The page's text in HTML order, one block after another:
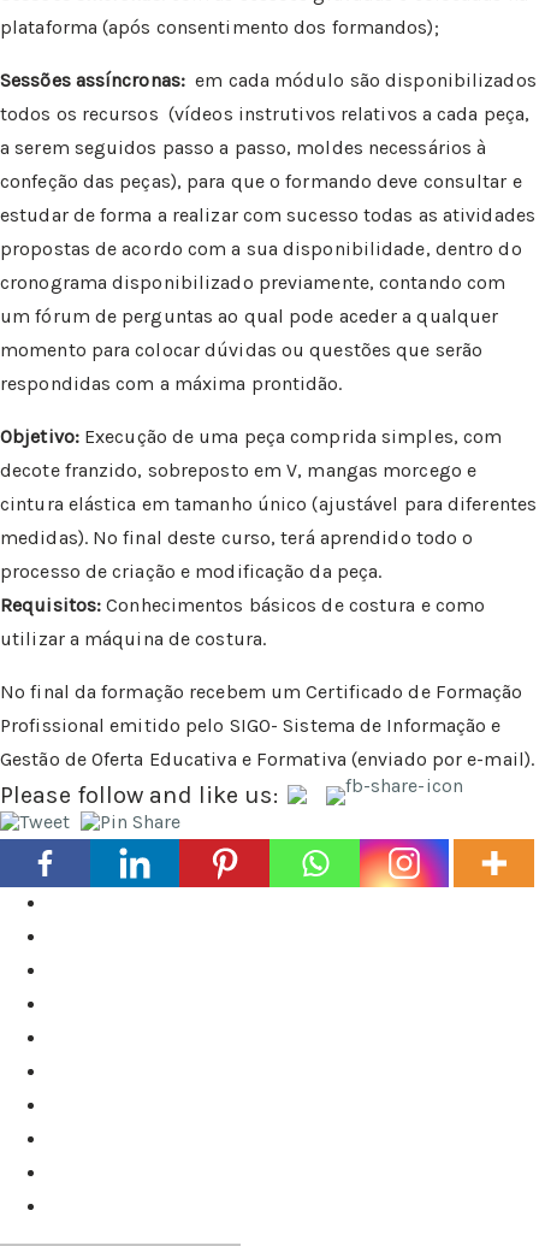
plataforma (após consentimento dos formandos);
Sessões assíncronas: em cada módulo são disponibilizados
todos os recursos (vídeos instrutivos relativos a cada peça,
a serem seguidos passo a passo, moldes necessários à
confeção das peças), para que o formando deve consultar e
estudar de forma a realizar com sucesso todas as atividades
propostas de acordo com a sua disponibilidade, dentro do
cronograma disponibilizado previamente, contando com
um fórum de perguntas ao qual pode aceder a qualquer
momento para colocar dúvidas ou questões que serão
respondidas com a máxima prontidão.
Objetivo:Execução de uma peça comprida simples, com
decote franzido, sobreposto em V, mangas morcego e
cintura elástica em tamanho único (ajustável para diferentes
medidas). No final deste curso, terá aprendido todo o
processo de criação e modificação da peça.
Requisitos:Conhecimentos básicos de costura e como
utilizar a máquina de costura.
No final da formação recebem um Certificado de Formação
Profissional emitido pelo SIGO- Sistema de Informação e
Gestão de Oferta Educativa e Formativa (enviado por e-mail).
Please follow and like us: